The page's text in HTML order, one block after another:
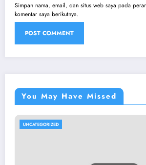
Simpan nama, email, dan situs web saya pada
komentar saya berikutnya.
You May Have Missed
UNCATEGORIZED